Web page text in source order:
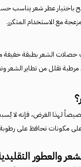
عطر شعر يناسب
مع الاستخدام المتكرر.
الشعر بطبقة خفيفة من
مرطبة تقلل من تطاير
لهذا الغرض، فإنه لا
على مكونات تحافظ على
والعطور